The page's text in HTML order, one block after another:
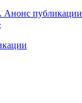
Анонс публикации